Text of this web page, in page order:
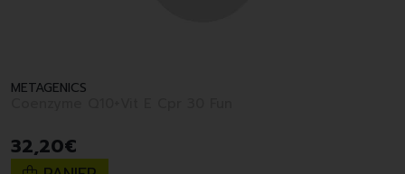
METAGENICS
32,20€